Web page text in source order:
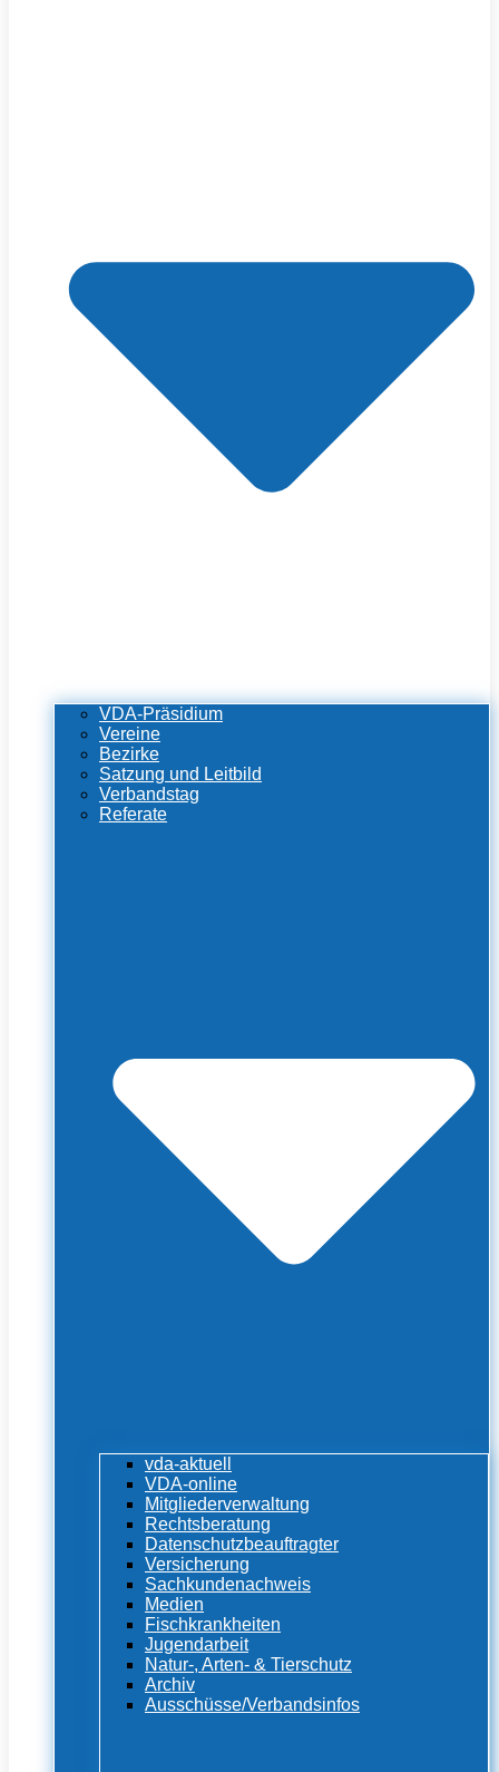
VDA-Präsidium
Vereine
Bezirke
Satzung und Leitbild
Verbandstag
Referate
vda-aktuell
VDA-online
Mitgliederverwaltung
Rechtsberatung
Datenschutzbeauftragter
Versicherung
Sachkundenachweis
Medien
Fischkrankheiten
Jugendarbeit
Natur-, Arten- & Tierschutz
Archiv
Ausschüsse/Verbandsinfos